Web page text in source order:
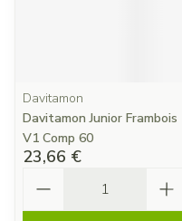
Davitamon
Davitamon Junior Frambois
V1 Comp 60
23,66 €